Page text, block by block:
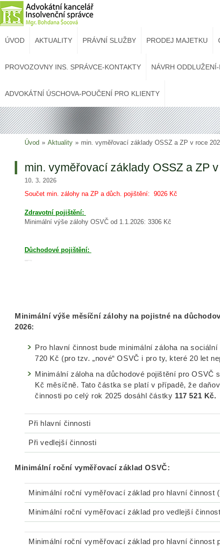
ÚVOD AKTUALITY PRÁVNÍ SLUŽBY PRODEJ MAJETKU
PROVOZOVNY INS. SPRÁVCE-KONTAKTY NÁVRH
ADVOKÁTNÍ ÚSCHOVA-POUČENÍ PRO KLIENTY
Úvod » Aktuality » min. vyměřovací základy OSSZ a ZP v roce
min. vyměřovací základy OSSZ a ZP
10. 3. 2026
Součet min. zálohy na ZP a důch. pojištění: 9026 Kč
Zdravotní pojištění:
Minimální výše zálohy OSVČ od 1.1.2026: 3306 Kč
Důchodové pojištění:
Minimální výše měsíční zálohy na pojistné na
2026:
Pro hlavní činnost bude minimální záloha na
720 Kč (pro tzv. „nové“ OSVČ i pro ty, které 20 let
Minimální záloha na důchodové pojištění pro OSVČ
Kč měsíčně. Tato částka se platí v případě, že
činnosti po celý rok 2025 dosáhl částky 117 521 Kč.
Při hlavní činnosti
Při vedlejší činnosti
Minimální roční vyměřovací základ OSVČ:
Minimální roční vyměřovací základ pro hlavní činnost
Minimální roční vyměřovací základ pro vedlejší
Minimální roční vyměřovací základ pro hlavní činnost